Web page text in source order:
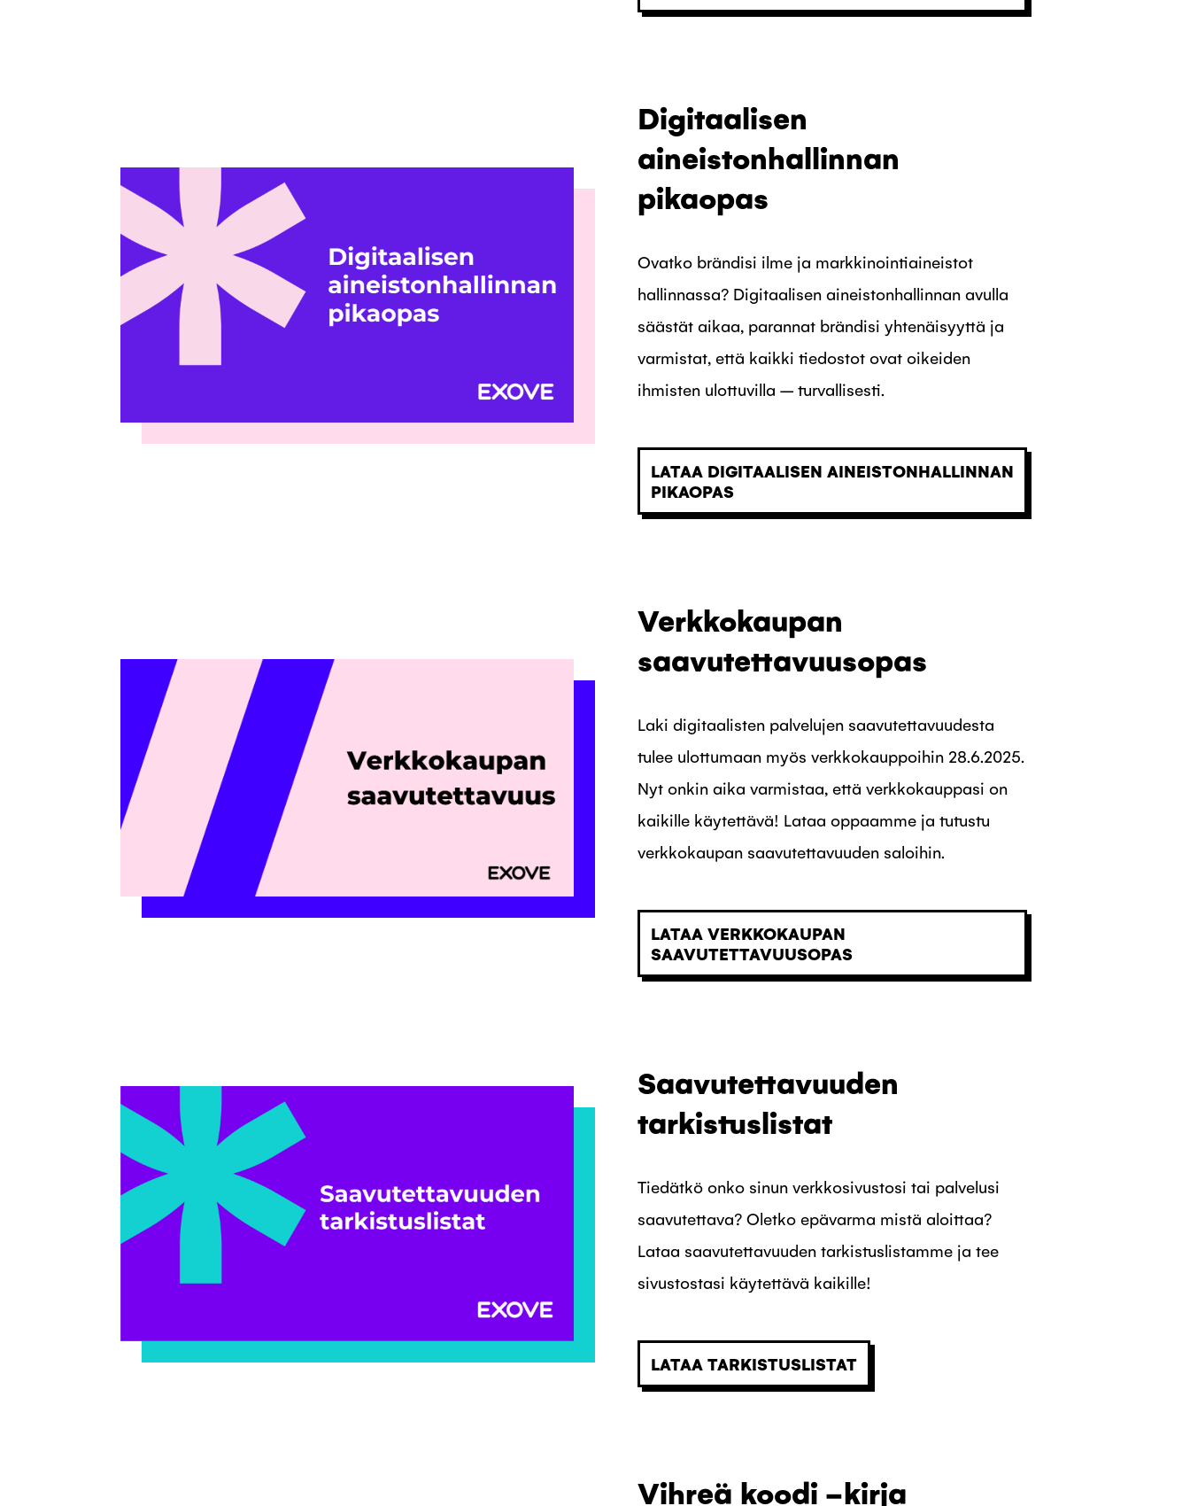
Digitaalisen
aineistonhallinnan
pikaopas
Ovatko brändisi ilme ja markkinointiaineistot
hallinnassa? Digitaalisen aineistonhallinnan avulla
säästät aikaa, parannat brändisi yhtenäisyyttä ja
varmistat, että kaikki tiedostot ovat oikeiden
ihmisten ulottuvilla – turvallisesti.
LATAA DIGITAALISEN AINEISTONHALLINNAN
PIKAOPAS
Verkkokaupan
saavutettavuusopas
Laki digitaalisten palvelujen saavutettavuudesta
tulee ulottumaan myös verkkokauppoihin 28.6.2025.
Nyt onkin aika varmistaa, että verkkokauppasi on
kaikille käytettävä! Lataa oppaamme ja tutustu
verkkokaupan saavutettavuuden saloihin.
LATAA VERKKOKAUPAN
SAAVUTETTAVUUSOPAS
Saavutettavuuden
tarkistuslistat
Tiedätkö onko sinun verkkosivustosi tai palvelusi
saavutettava? Oletko epävarma mistä aloittaa?
Lataa saavutettavuuden tarkistuslistamme ja tee
sivustostasi käytettävä kaikille!
LATAA TARKISTUSLISTAT
Vihreä koodi -kirja